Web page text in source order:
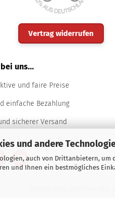
und andere
auch von Drittanbietern,
und Ihnen ein bestmögliches
Vertrag widerrufen
uns...
und faire Preise
einfache Bezahlung
sicherer Versand
aus Deutschland